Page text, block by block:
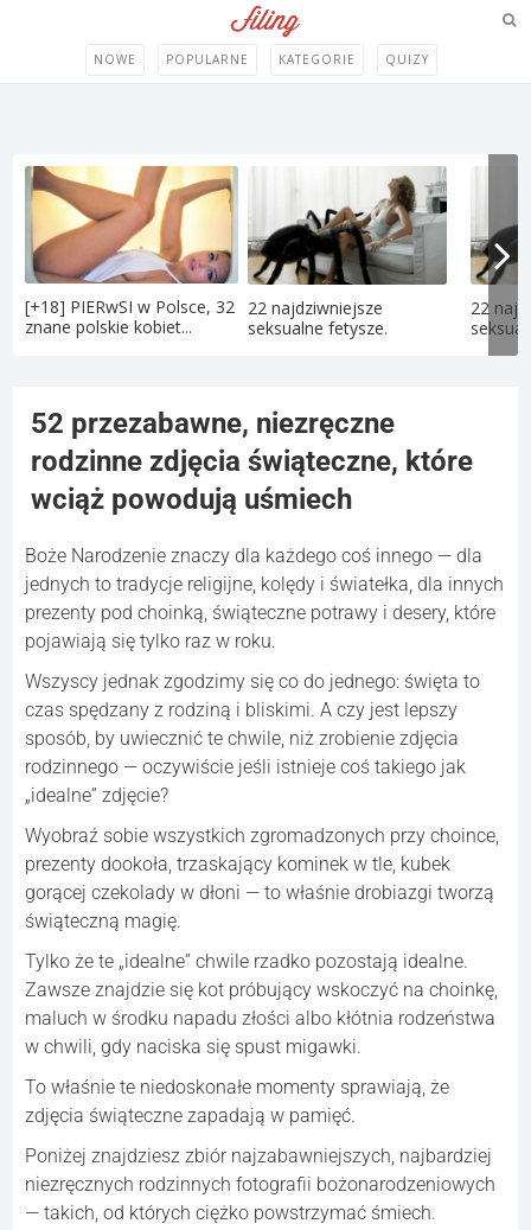
NOWE POPULARNE KATEGORIE QUIZY
[+18] PIERwSI w Polsce, 32
znane polskie kobiet...
22 najdziwniejsze
seksualne fetysze.
22
52 przezabawne, niezręczne
rodzinne zdjęcia świąteczne, które
wciąż powodują uśmiech
Boże Narodzenie znaczy dla każdego coś innego — dla
jednych to tradycje religijne, kolędy i światełka, dla innych
prezenty pod choinką, świąteczne potrawy i desery, które
pojawiają się tylko raz w roku.
Wszyscy jednak zgodzimy się co do jednego: święta to
czas spędzany z rodziną i bliskimi. A czy jest lepszy
sposób, by uwiecznić te chwile, niż zrobienie zdjęcia
rodzinnego — oczywiście jeśli istnieje coś takiego jak
„idealne” zdjęcie?
Wyobraź sobie wszystkich zgromadzonych przy choince,
prezenty dookoła, trzaskający kominek w tle, kubek
gorącej czekolady w dłoni — to właśnie drobiazgi tworzą
świąteczną magię.
Tylko że te „idealne” chwile rzadko pozostają idealne.
Zawsze znajdzie się kot próbujący wskoczyć na choinkę,
maluch w środku napadu złości albo kłótnia rodzeństwa
w chwili, gdy naciska się spust migawki.
To właśnie te niedoskonałe momenty sprawiają, że
zdjęcia świąteczne zapadają w pamięć.
Poniżej znajdziesz zbiór najzabawniejszych, najbardziej
niezręcznych rodzinnych fotografii bożonarodzeniowych
— takich, od których ciężko powstrzymać śmiech.